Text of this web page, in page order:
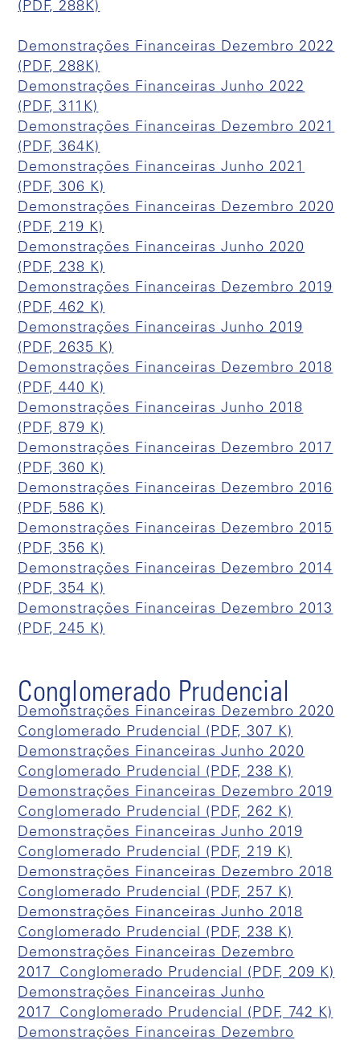
(PDF, 288K)
Demonstrações Financeiras Dezembro 2022
(PDF, 288K)
Demonstrações Financeiras Junho 2022
(PDF, 311K)
Demonstrações Financeiras Dezembro 2021
(PDF, 364K)
Demonstrações Financeiras Junho 2021
(PDF, 306 K)
Demonstrações Financeiras Dezembro 2020
(PDF, 219 K)
Demonstrações Financeiras Junho 2020
(PDF, 238 K)
Demonstrações Financeiras Dezembro 2019
(PDF, 462 K)
Demonstrações Financeiras Junho 2019
(PDF, 2635 K)
Demonstrações Financeiras Dezembro 2018
(PDF, 440 K)
Demonstrações Financeiras Junho 2018
(PDF, 879 K)
Demonstrações Financeiras Dezembro 2017
(PDF, 360 K)
Demonstrações Financeiras Dezembro 2016
(PDF, 586 K)
Demonstrações Financeiras Dezembro 2015
(PDF, 356 K)
Demonstrações Financeiras Dezembro 2014
(PDF, 354 K)
Demonstrações Financeiras Dezembro 2013
(PDF, 245 K)
Conglomerado Prudencial
Demonstrações Financeiras Dezembro 2020
Conglomerado Prudencial (PDF, 307 K)
Demonstrações Financeiras Junho 2020
Conglomerado Prudencial (PDF, 238 K)
Demonstrações Financeiras Dezembro 2019
Conglomerado Prudencial (PDF, 262 K)
Demonstrações Financeiras Junho 2019
Conglomerado Prudencial (PDF, 219 K)
Demonstrações Financeiras Dezembro 2018
Conglomerado Prudencial (PDF, 257 K)
Demonstrações Financeiras Junho 2018
Conglomerado Prudencial (PDF, 238 K)
Demonstrações Financeiras Dezembro
2017_Conglomerado Prudencial (PDF, 209 K)
Demonstrações Financeiras Junho
2017_Conglomerado Prudencial (PDF, 742 K)
Demonstrações Financeiras Dezembro